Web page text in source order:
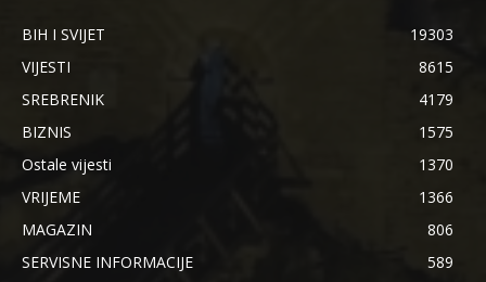
BIH I SVIJET
19303
VIJESTI
8615
SREBRENIK
4179
BIZNIS
1575
Ostale vijesti
1370
VRIJEME
1366
MAGAZIN
806
SERVISNE INFORMACIJE
589